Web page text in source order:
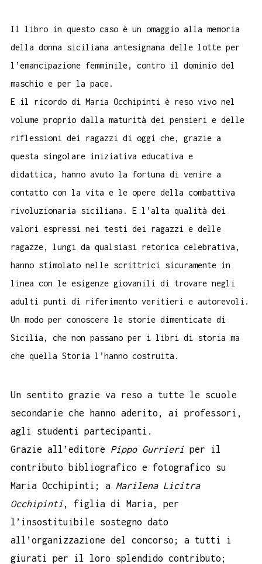
Il libro in questo caso è un omaggio alla memoria
della donna siciliana antesignana delle lotte per
l’emancipazione femminile, contro il dominio del
maschio e per la pace.
E il ricordo di Maria Occhipinti è reso vivo nel
volume proprio dalla maturità dei pensieri e delle
riflessioni dei ragazzi di oggi che, grazie a
questa singolare iniziativa educativa e
didattica, hanno avuto la fortuna di venire a
contatto con la vita e le opere della combattiva
rivoluzionaria siciliana. E l’alta qualità dei
valori espressi nei testi dei ragazzi e delle
ragazze, lungi da qualsiasi retorica celebrativa,
hanno stimolato nelle scrittrici sicuramente in
linea con le esigenze giovanili di trovare negli
adulti punti di riferimento veritieri e autorevoli.
Un modo per conoscere le storie dimenticate di
Sicilia, che non passano per i libri di storia ma
che quella Storia l’hanno costruita.
Un sentito grazie va reso a tutte le scuole
secondarie che hanno aderito, ai professori,
agli studenti partecipanti.
Grazie all’editore Pippo Gurrieri per il
contributo bibliografico e fotografico su
Maria Occhipinti; a Marilena Licitra
Occhipinti , figlia di Maria, per
l’insostituibile sostegno dato
all’organizzazione del concorso; a tutti i
giurati per il loro splendido contributo;